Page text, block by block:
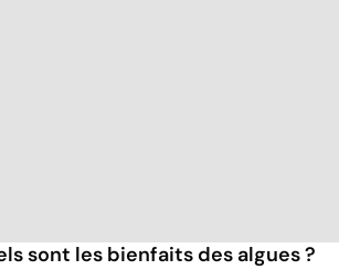
sont les bienfaits des algues ?